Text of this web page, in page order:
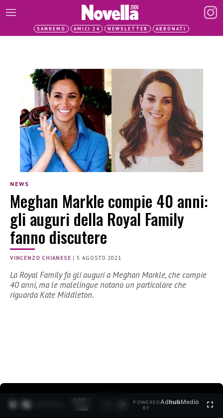
SANREMO AMICI 24 NEWSLETTER ABBONATI
NEWS
Meghan Markle compie 40 anni:
gli auguri della Royal Family
fanno discutere
VINCENZO CHIANESE |5 AGOSTO 2021
La Royal Family fa gli auguri a Meghan Markle, che compie
40 anni, ma le malelingue notano un particolare che
riguarda Kate Middleton.
0:28 /
1:40
POWERED
BY
AdhubMedia